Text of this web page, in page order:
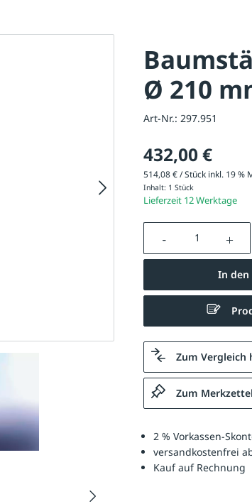
Ø 210
Art-Nr.: 297.951
432,00 €
514,08 € / Stück inkl. 19 %
Inhalt: 1 Stück
Lieferzeit 12 Werktage
Produkt
In den
Zum Vergleich
Zum
2 % Vorkassen-
versandkostenfrei
Kauf auf Rechnung